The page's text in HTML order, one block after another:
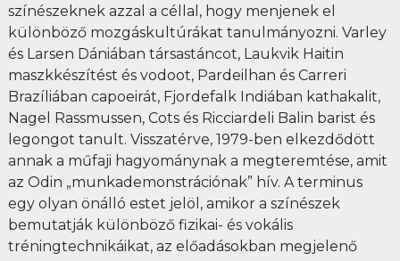
színészeknek azzal a céllal, hogy menjenek el
különböző mozgáskultúrákat tanulmányozni. Varley
és Larsen Dániában társastáncot, Laukvik Haitin
maszkkészítést és vodoot, Pardeilhan és Carreri
Brazíliában capoeirát, Fjordefalk Indiában kathakalit,
Nagel Rassmussen, Cots és Ricciardeli Balin barist és
legongot tanult. Visszatérve, 1979-ben elkezdődött
annak a műfaji hagyománynak a megteremtése, amit
az Odin „munkademonstrációnak” hív. A terminus
egy olyan önálló estet jelöl, amikor a színészek
bemutatják különböző fizikai- és vokális
tréningtechnikáikat, az előadásokban megjelenő